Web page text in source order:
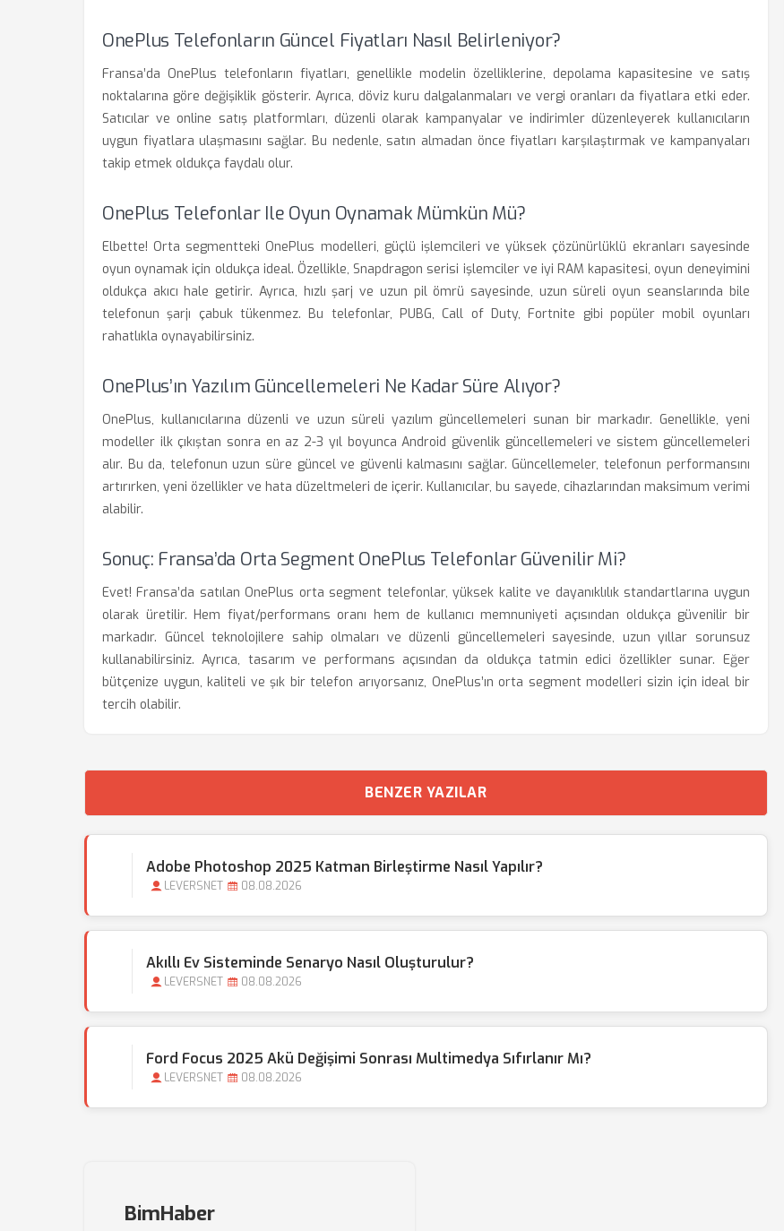
OnePlus Telefonların Güncel Fiyatları Nasıl Belirleniyor?
Fransa’da OnePlus telefonların fiyatları, genellikle modelin özelliklerine, depolama kapasitesine ve satış
noktalarına göre değişiklik gösterir. Ayrıca, döviz kuru dalgalanmaları ve vergi oranları da fiyatlara etki eder.
Satıcılar ve online satış platformları, düzenli olarak kampanyalar ve indirimler düzenleyerek kullanıcıların
uygun fiyatlara ulaşmasını sağlar. Bu nedenle, satın almadan önce fiyatları karşılaştırmak ve kampanyaları
takip etmek oldukça faydalı olur.
OnePlus Telefonlar Ile Oyun Oynamak Mümkün Mü?
Elbette! Orta segmentteki OnePlus modelleri, güçlü işlemcileri ve yüksek çözünürlüklü ekranları sayesinde
oyun oynamak için oldukça ideal. Özellikle, Snapdragon serisi işlemciler ve iyi RAM kapasitesi, oyun deneyimini
oldukça akıcı hale getirir. Ayrıca, hızlı şarj ve uzun pil ömrü sayesinde, uzun süreli oyun seanslarında bile
telefonun şarjı çabuk tükenmez. Bu telefonlar, PUBG, Call of Duty, Fortnite gibi popüler mobil oyunları
rahatlıkla oynayabilirsiniz.
OnePlus’ın Yazılım Güncellemeleri Ne Kadar Süre Alıyor?
OnePlus, kullanıcılarına düzenli ve uzun süreli yazılım güncellemeleri sunan bir markadır. Genellikle, yeni
modeller ilk çıkıştan sonra en az 2-3 yıl boyunca Android güvenlik güncellemeleri ve sistem güncellemeleri
alır. Bu da, telefonun uzun süre güncel ve güvenli kalmasını sağlar. Güncellemeler, telefonun performansını
artırırken, yeni özellikler ve hata düzeltmeleri de içerir. Kullanıcılar, bu sayede, cihazlarından maksimum verimi
alabilir.
Sonuç: Fransa’da Orta Segment OnePlus Telefonlar Güvenilir Mi?
Evet! Fransa’da satılan OnePlus orta segment telefonlar, yüksek kalite ve dayanıklılık standartlarına uygun
olarak üretilir. Hem fiyat/performans oranı hem de kullanıcı memnuniyeti açısından oldukça güvenilir bir
markadır. Güncel teknolojilere sahip olmaları ve düzenli güncellemeleri sayesinde, uzun yıllar sorunsuz
kullanabilirsiniz. Ayrıca, tasarım ve performans açısından da oldukça tatmin edici özellikler sunar. Eğer
bütçenize uygun, kaliteli ve şık bir telefon arıyorsanız, OnePlus’ın orta segment modelleri sizin için ideal bir
tercih olabilir.
BENZER YAZILAR
Adobe Photoshop 2025 Katman Birleştirme Nasıl Yapılır?
LEVERSNET 08.08.2026
Akıllı Ev Sisteminde Senaryo Nasıl Oluşturulur?
LEVERSNET 08.08.2026
Ford Focus 2025 Akü Değişimi Sonrası Multimedya Sıfırlanır Mı?
LEVERSNET 08.08.2026
BimHaber